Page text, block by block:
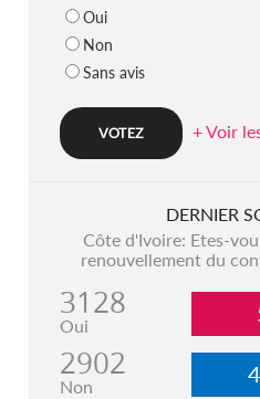
Oui
Non
Sans avis
+ Voir
DERNIER
Côte d'Ivoire: Etes-
renouvellement du
3128
Oui
2902
Non